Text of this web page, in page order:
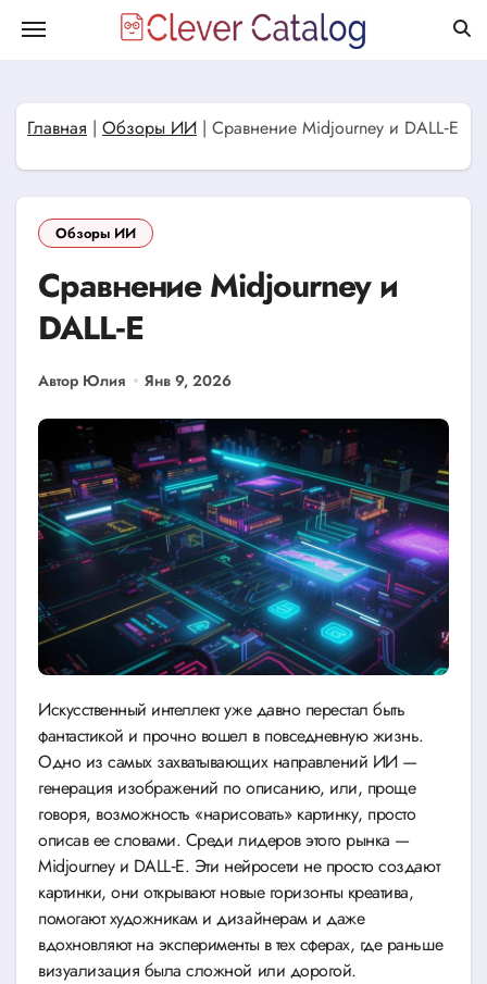
Главная | Обзоры ИИ | Сравнение Midjourney и DALL‑E
Обзоры ИИ
Сравнение Midjourney и
DALL‑E
Автор Юлия Янв 9, 2026
Искусственный интеллект уже давно перестал быть
фантастикой и прочно вошел в повседневную жизнь.
Одно из самых захватывающих направлений ИИ —
генерация изображений по описанию, или, проще
говоря, возможность «нарисовать» картинку, просто
описав ее словами. Среди лидеров этого рынка —
Midjourney и DALL‑E. Эти нейросети не просто создают
картинки, они открывают новые горизонты креатива,
помогают художникам и дизайнерам и даже
вдохновляют на эксперименты в тех сферах, где раньше
визуализация была сложной или дорогой.